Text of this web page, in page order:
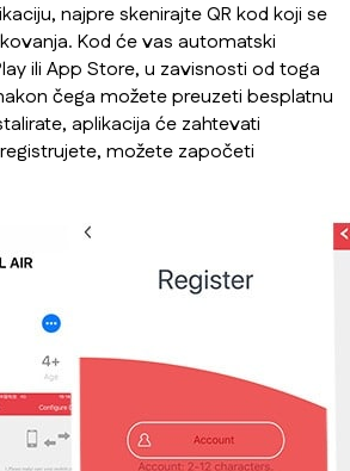
najpre skenirajte QR kod koji se
Kod će vas automatski
ili App Store, u zavisnosti od toga
čega možete preuzeti besplatnu
aplikacija će zahtevati
možete započeti